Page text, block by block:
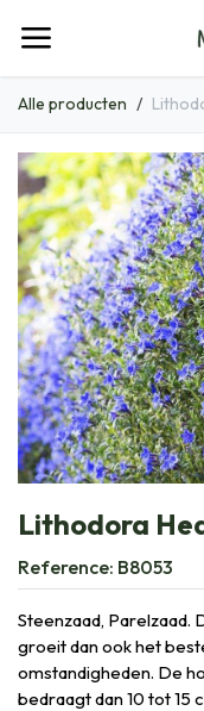
Alle producten
Lithodora
Reference: B8053
Steenzaad, Parelzaad.
groeit dan ook het
omstandigheden. De
bedraagt dan 10 tot 15